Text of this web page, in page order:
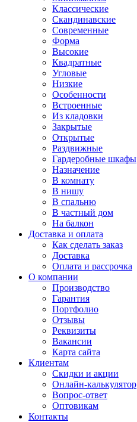
Классические
Скандинавские
Современные
Форма
Высокие
Квадратные
Угловые
Низкие
Особенности
Встроенные
Из кладовки
Закрытые
Открытые
Раздвижные
Гардеробные шкафы
Назначение
В комнату
В нишу
В спальню
В частный дом
На балкон
Доставка и оплата
Как сделать заказ
Доставка
Оплата и рассрочка
О компании
Производство
Гарантия
Портфолио
Отзывы
Реквизиты
Вакансии
Карта сайта
Клиентам
Скидки и акции
Онлайн-калькулятор
Вопрос-ответ
Оптовикам
Контакты